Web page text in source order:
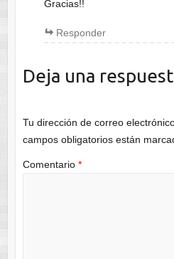
Gracias!!
Responder
Deja una
Tu dirección de correo
campos obligatorios están
Comentario *